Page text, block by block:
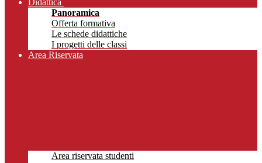
Didattica
Panoramica
Offerta formativa
Le schede didattiche
I progetti delle classi
Area Riservata
Area riservata studenti